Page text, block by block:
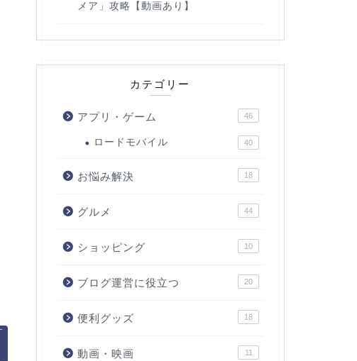
メア」攻略【動画あり】
カテゴリー
アプリ・ゲーム 46
ロードモバイル 40
お悩み解決 18
グルメ 44
ショッピング 10
ブログ運営に役立つ 20
便利グッズ 18
動画・映画 11